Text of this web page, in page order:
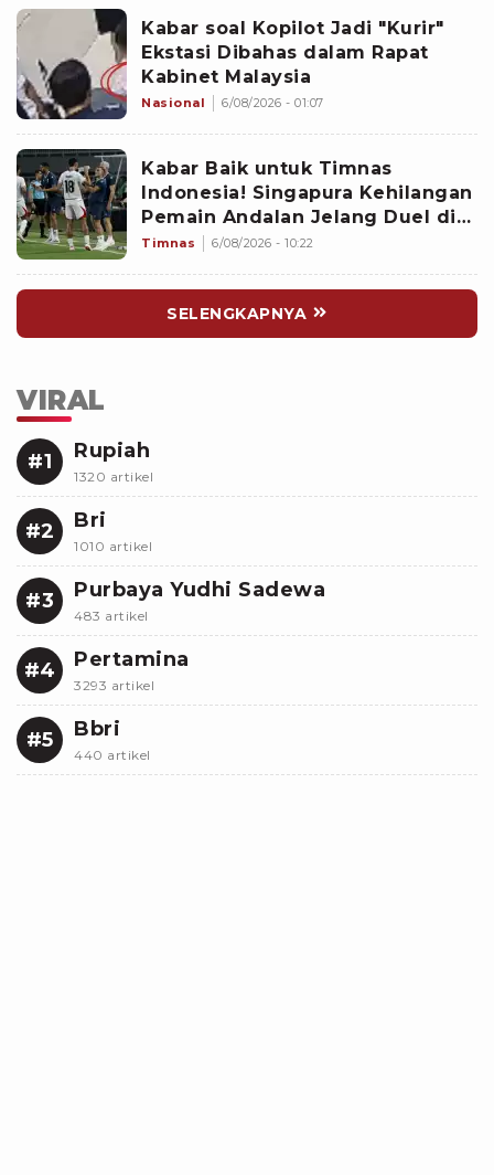
Kabar soal Kopilot Jadi "Kurir"
Ekstasi Dibahas dalam Rapat
Kabinet Malaysia
Nasional 6/08/2026 - 01:07
Kabar Baik untuk Timnas
Indonesia! Singapura Kehilangan
Pemain Andalan Jelang Duel di
Piala AFF 2026
Timnas 6/08/2026 - 10:22
SELENGKAPNYA
VIRAL
#1 Rupiah
1320 artikel
#2 Bri
1010 artikel
#3 Purbaya Yudhi Sadewa
483 artikel
#4 Pertamina
3293 artikel
#5 Bbri
440 artikel